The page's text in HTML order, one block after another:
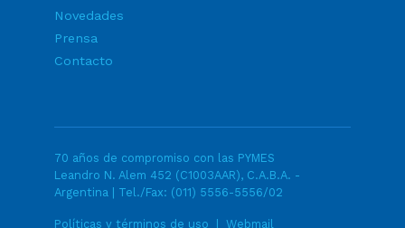
Novedades
Prensa
Contacto
70 años de compromiso con las PYMES
Leandro N. Alem 452 (C1003AAR), C.A.B.A. -
Argentina | Tel./Fax: (011) 5556-5556/02
Políticas y términos de uso Webmail